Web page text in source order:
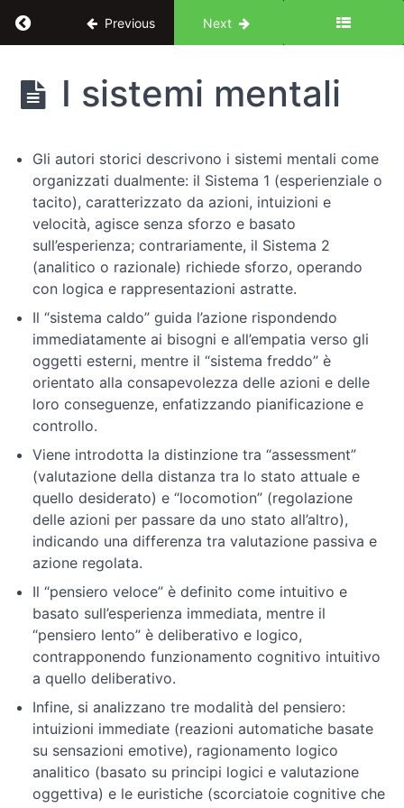
Return to course: Interazione uomo-
Previous Next
Interazione
uomo-
macchina
cognitiva:
un
approccio
centrato
sull'utente
Introduzione
Fondamenti
psicologia
cognitiva
Comprendere
stili
cognitivi
Modelli
apprendimento
Valutazione
decisione
Conclusione
corso
I sistemi mentali
Gli autori storici descrivono i sistemi mentali come
organizzati dualmente: il Sistema 1 (esperienziale o
tacito), caratterizzato da azioni, intuizioni e
velocità, agisce senza sforzo e basato
sull’esperienza; contrariamente, il Sistema 2
(analitico o razionale) richiede sforzo, operando
con logica e rappresentazioni astratte.
Il “sistema caldo” guida l’azione rispondendo
immediatamente ai bisogni e all’empatia verso gli
oggetti esterni, mentre il “sistema freddo” è
orientato alla consapevolezza delle azioni e delle
loro conseguenze, enfatizzando pianificazione e
controllo.
Viene introdotta la distinzione tra “assessment”
(valutazione della distanza tra lo stato attuale e
quello desiderato) e “locomotion” (regolazione
delle azioni per passare da uno stato all’altro),
indicando una differenza tra valutazione passiva e
azione regolata.
Il “pensiero veloce” è definito come intuitivo e
basato sull’esperienza immediata, mentre il
“pensiero lento” è deliberativo e logico,
contrapponendo funzionamento cognitivo intuitivo
a quello deliberativo.
Infine, si analizzano tre modalità del pensiero:
intuizioni immediate (reazioni automatiche basate
su sensazioni emotive), ragionamento logico
analitico (basato su principi logici e valutazione
oggettiva) e le euristiche (scorciatoie cognitive che